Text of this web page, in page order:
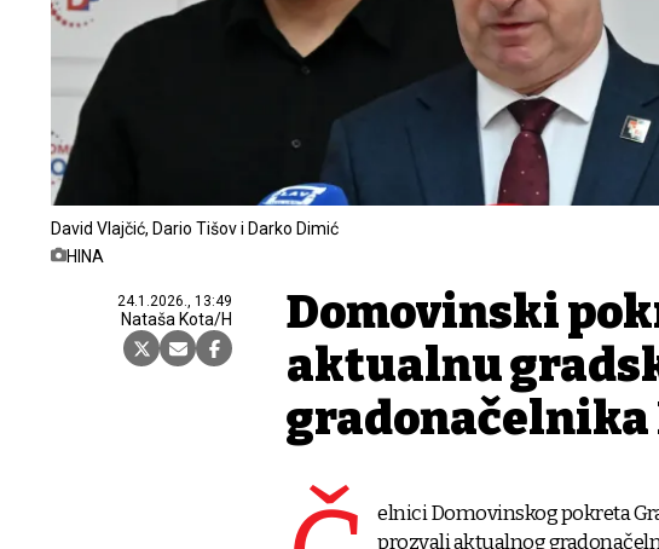
David Vlajčić, Dario Tišov i Darko Dimić
HINA
24.1.2026., 13:49
Nataša Kota/H
Domovinski
aktualnu
gradonačelnika
elnici Domovinskog pokreta
prozvali aktualnog